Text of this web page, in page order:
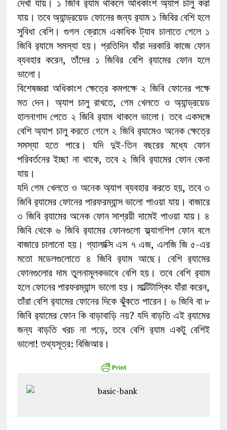
দেখা যায়। ১ জিবি র‍্যাম থাকলে অধিকাংশ অ্যাপ চালু করা
যায়। তবে অ্যান্ড্রয়েড ফোনের জন্য র‍্যাম ১ জিবির বেশি হলে
সুবিধা বেশি। গুগল ক্রোমে একাধিক ট্যাব চালাতে গেলে ১
জিবি র‍্যামে সমস্যা হয়। প্রতিদিন যাঁরা দরকারি কাজে ফোন
ব্যবহার করেন, তাঁদের ১ জিবির বেশি র‍্যামের ফোন হলে
ভালো।
বিশেষজ্ঞরা অধিকাংশ ক্ষেত্রে কমপক্ষে ২ জিবি ফোনের পক্ষে
মত দেন। অ্যাপ চালু রাখতে, গেম খেলতে ও অ্যান্ড্রয়েড
হালনাগাদ পেতে ২ জিবি র‍্যাম থাকলে ভালো। তবে একসঙ্গে
বেশি অ্যাপ চালু করতে গেলে ২ জিবি র‍্যামেও অনেক ক্ষেত্রে
সমস্যা হতে পারে। যদি দুই-তিন বছরের মধ্যে ফোন
পরিবর্তনের ইচ্ছা না থাকে, তবে ২ জিবি র‍্যামের ফোন কেনা
যায়।
যদি গেম খেলতে ও অনেক অ্যাপ ব্যবহার করতে হয়, তবে ৩
জিবি র‍্যামের ফোনের পারফরম্যান্স ভালো পাওয়া যায়। বাজারে
৩ জিবি র‍্যামের অনেক ফোন সাশ্রয়ী দামেই পাওয়া যায়। ৪
জিবি থেকে ৬ জিবি র‍্যামের ফোনগুলো ফ্ল্যাগশিপ ফোন বলে
বাজারে চালানো হয়। গ্যালাক্সি এস ৭ এজ, এলজি জি ৫-এর
মতো মডেলগুলোতে ৪ জিবি র‍্যাম আছে। বেশি র‍্যামের
ফোনগুলোর দাম তুলনামূলকভাবে বেশি হয়। তবে বেশি র‍্যাম
হলে ফোনের পারফরম্যান্স ভালো হয়। মাল্টিটাস্কিং যাঁরা করেন,
তাঁরা বেশি র‍্যামের ফোনের দিকে ঝুঁকতে পারেন। ৬ জিবি বা ৮
জিবি র‍্যামের ফোন কি বাড়াবাড়ি নয়? যদি বাড়তি এই র‍্যামের
জন্য বাড়তি খরচ না পড়ে, তবে বেশি র‍্যাম একটু বেশিই
ভালো! তথ্যসূত্র: বিজিআর।